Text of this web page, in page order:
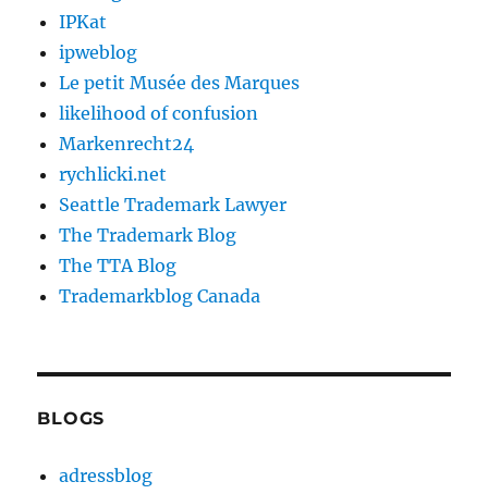
IPKat
ipweblog
Le petit Musée des Marques
likelihood of confusion
Markenrecht24
rychlicki.net
Seattle Trademark Lawyer
The Trademark Blog
The TTA Blog
Trademarkblog Canada
BLOGS
adressblog